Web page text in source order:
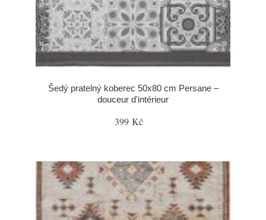
Šedý pratelný koberec 50x80 cm Persane –
douceur d'intérieur
399 Kč